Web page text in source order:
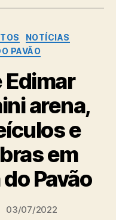
NOTÍCIAS
PAVÃO
Edimar
arena,
e
em
Pavão
03/07/2022